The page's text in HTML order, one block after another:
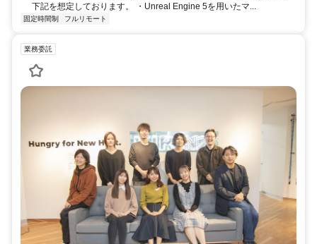
下記を想定しております。 ・Unreal Engine 5を用いたマ...
固定時間制 フルリモート
業務委託